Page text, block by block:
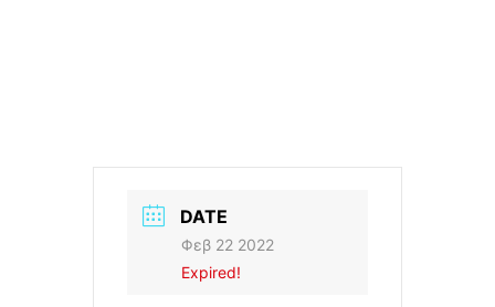
DATE
Φεβ 22 2022
Expired!